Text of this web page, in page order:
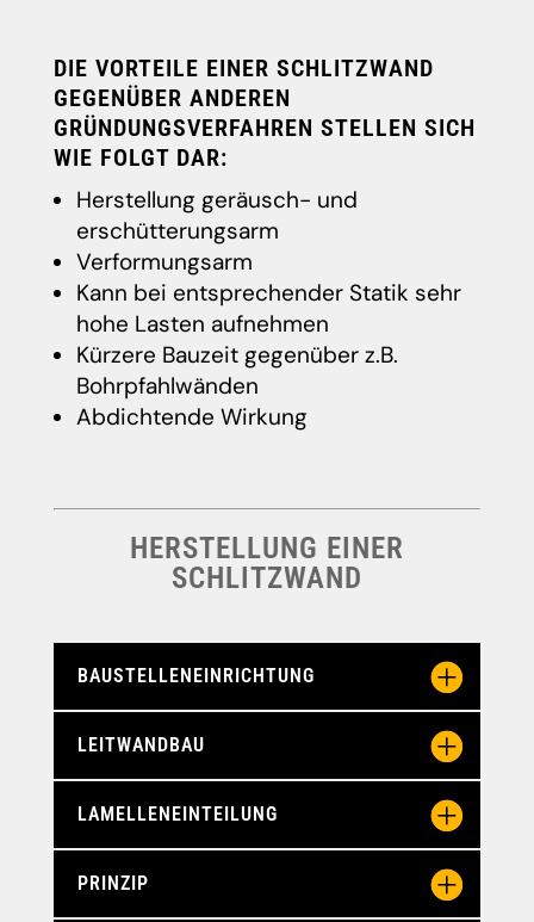
DIE VORTEILE EINER SCHLITZWAND
GEGENÜBER ANDEREN
GRÜNDUNGSVERFAHREN STELLEN SICH
WIE FOLGT DAR:
Herstellung geräusch- und
erschütterungsarm
Verformungsarm
Kann bei entsprechender Statik sehr
hohe Lasten aufnehmen
Kürzere Bauzeit gegenüber z.B.
Bohrpfahlwänden
Abdichtende Wirkung
HERSTELLUNG EINER
SCHLITZWAND
BAUSTELLENEINRICHTUNG
LEITWANDBAU
LAMELLENEINTEILUNG
PRINZIP